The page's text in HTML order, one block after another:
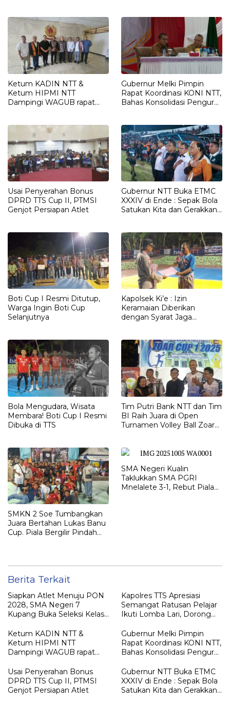
Ketum KADIN NTT &
Ketum HIPMI NTT
Dampingi WAGUB rapat
Gubernur Melki Pimpin
Rapat Koordinasi KONI NTT,
Bahas Konsolidasi Pengurus
Usai Penyerahan Bonus
DPRD TTS Cup II, PTMSI
Genjot Persiapan Atlet
Gubernur NTT Buka ETMC
XXXIV di Ende : Sepak Bola
Satukan Kita dan Gerakkan
Boti Cup I Resmi Ditutup,
Warga Ingin Boti Cup
Selanjutnya
Kapolsek Ki’e : Izin
Keramaian Diberikan
dengan Syarat Jaga
Bola Mengudara, Wisata
Membara! Boti Cup I Resmi
Dibuka di TTS
Tim Putri Bank NTT dan Tim
BI Raih Juara di Open
Turnamen Volley Ball Zoar
SMKN 2 Soe Tumbangkan
Juara Bertahan Lukas Banu
Cup. Piala Bergilir Pindah
SMA Negeri Kualin
Taklukkan SMA PGRI
Mnelalete 3-1, Rebut Piala
Berita Terkait
Siapkan Atlet Menuju PON
2028, SMA Negeri 7
Kupang Buka Seleksi Kelas
Kapolres TTS Apresiasi
Semangat Ratusan Pelajar
Ikuti Lomba Lari, Dorong
Ketum KADIN NTT &
Ketum HIPMI NTT
Dampingi WAGUB rapat
Tenggara 2028
Gubernur Melki Pimpin
Rapat Koordinasi KONI NTT,
Bahas Konsolidasi Pengurus
2028
Usai Penyerahan Bonus
DPRD TTS Cup II, PTMSI
Genjot Persiapan Atlet
Gubernur NTT Buka ETMC
XXXIV di Ende : Sepak Bola
Satukan Kita dan Gerakkan